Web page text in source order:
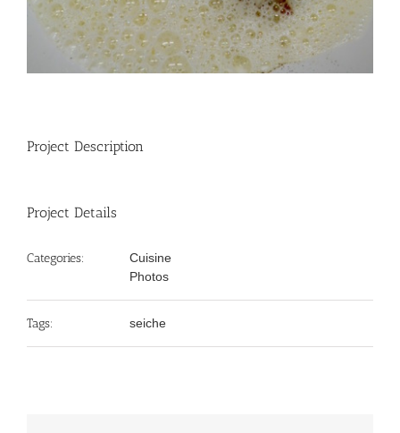
Project Description
Project Details
Categories:
Cuisine
Photos
Tags: seiche